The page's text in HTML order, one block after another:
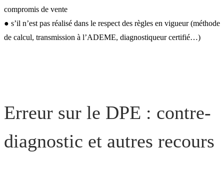
compromis de vente
● s’il n’est pas réalisé dans le respect des règles en vigueur (méthode
de calcul, transmission à l’ADEME, diagnostiqueur certifié…)
Erreur sur le DPE : contre-
diagnostic et autres recours